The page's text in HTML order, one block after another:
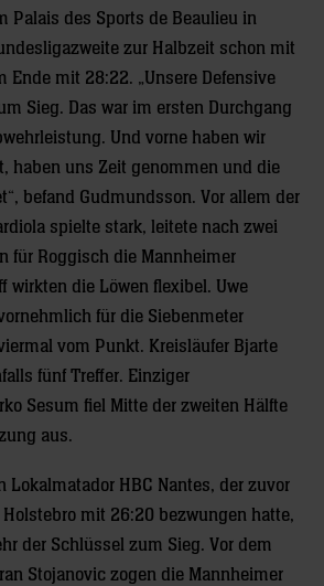
Palais des Sports de Beaulieu in
zur Halbzeit schon mit
Ende mit 28:22. „Unsere Defensive
Sieg. Das war im ersten Durchgang
Und vorne haben wir
haben uns Zeit genommen und die
befand Gudmundsson. Vor allem der
spielte stark, leitete nach zwei
für Roggisch die Mannheimer
wirkten die Löwen flexibel. Uwe
für die Siebenmeter
vom Punkt. Kreisläufer Bjarte
fünf Treffer. Einziger
Sesum fiel Mitte der zweiten Hälfte
aus.
Lokalmatador HBC Nantes, der zuvor
mit 26:20 bezwungen hatte,
der Schlüssel zum Sieg. Vor dem
Stojanovic zogen die Mannheimer